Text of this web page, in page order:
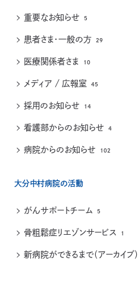
重要なお知らせ 5
患者さま・一般の方 29
医療関係者さま 10
メディア / 広報室 45
採用のお知らせ 14
看護部からのお知らせ 4
病院からのお知らせ 102
大分中村病院の活動
がんサポートチーム 5
骨粗鬆症リエゾンサービス 1
新病院ができるまで（アーカイブ）